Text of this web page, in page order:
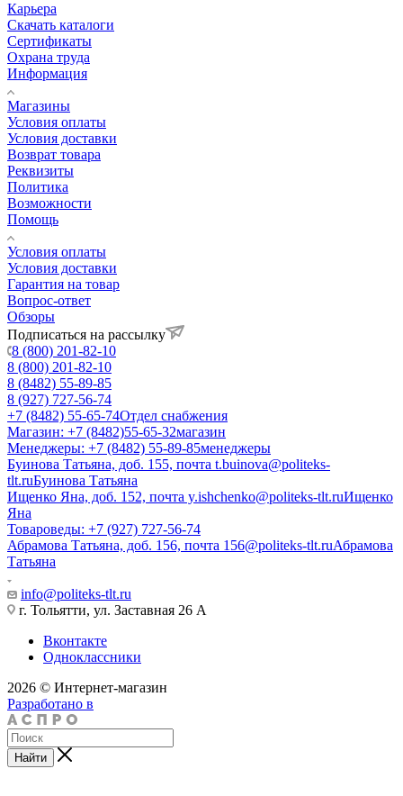
Карьера
Cкачать каталоги
Сертификаты
Охрана труда
Информация
Магазины
Условия оплаты
Условия доставки
Возврат товара
Реквизиты
Политика
Возможности
Помощь
Условия оплаты
Условия доставки
Гарантия на товар
Вопрос-ответ
Обзоры
Подписаться на рассылку
8 (800) 201-82-10
8 (800) 201-82-10
8 (8482) 55-89-85
8 (927) 727-56-74
+7 (8482) 55-65-74Отдел снабжения
Магазин: +7 (8482)55-65-32магазин
Менеджеры: +7 (8482) 55-89-85менеджеры
Буинова Татьяна, доб. 155, почта t.buinova@politeks-
tlt.ruБуинова Татьяна
Ищенко Яна, доб. 152, почта y.ishchenko@politeks-tlt.ruИщенко
Яна
Товароведы: +7 (927) 727-56-74
Абрамова Татьяна, доб. 156, почта 156@politeks-tlt.ruАбрамова
Татьяна
info@politeks-tlt.ru
г. Тольятти, ул. Заставная 26 А
Вконтакте
Одноклассники
2026 © Интернет-магазин
Разработано в
Найти